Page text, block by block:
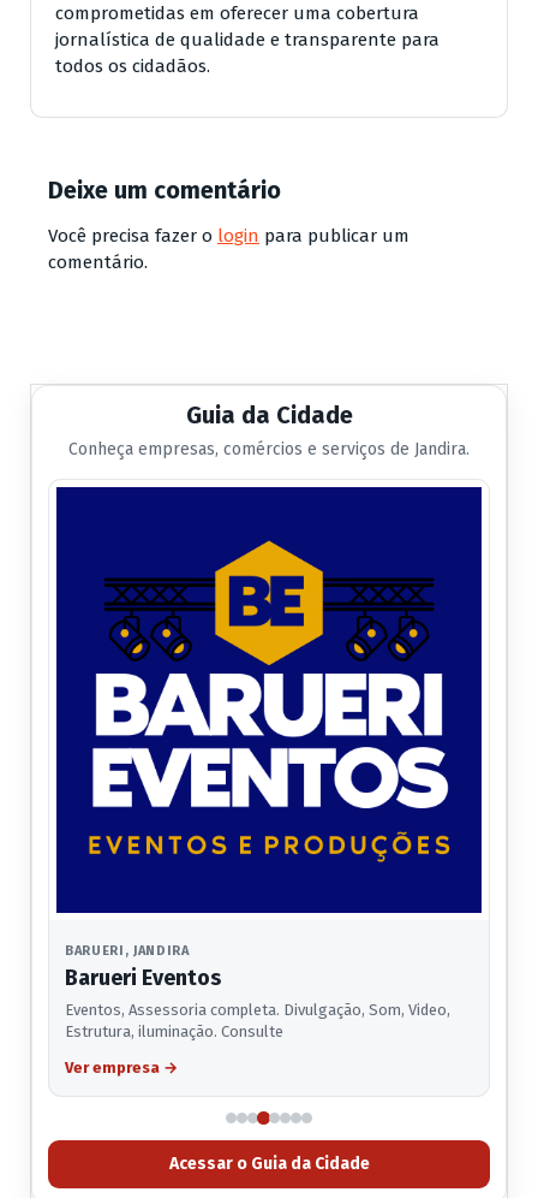
comprometidas em oferecer uma cobertura
jornalística de qualidade e transparente para
todos os cidadãos.
Deixe um comentário
Você precisa fazer o login para publicar um
comentário.
Guia da Cidade
Conheça empresas, comércios e serviços de Jandira.
BARUERI, JANDIRA
Barueri Eventos
Eventos, Assessoria completa. Divulgação, Som, Video,
Estrutura, iluminação. Consulte
Ver empresa →
Acessar o Guia da Cidade